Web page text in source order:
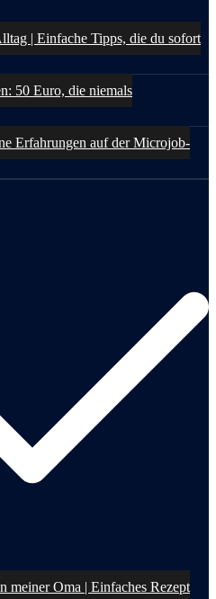
| Einfache Tipps, die du sofort
50 Euro, die niemals
Erfahrungen auf der Microjob-
meiner Oma | Einfaches Rezept